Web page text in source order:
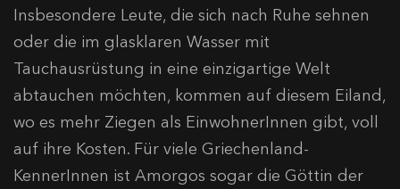
Insbesondere Leute, die sich nach Ruhe sehnen
oder die im glasklaren Wasser mit
Tauchausrüstung in eine einzigartige Welt
abtauchen möchten, kommen auf diesem Eiland,
wo es mehr Ziegen als EinwohnerInnen gibt, voll
auf ihre Kosten. Für viele Griechenland-
KennerInnen ist Amorgos sogar die Göttin der